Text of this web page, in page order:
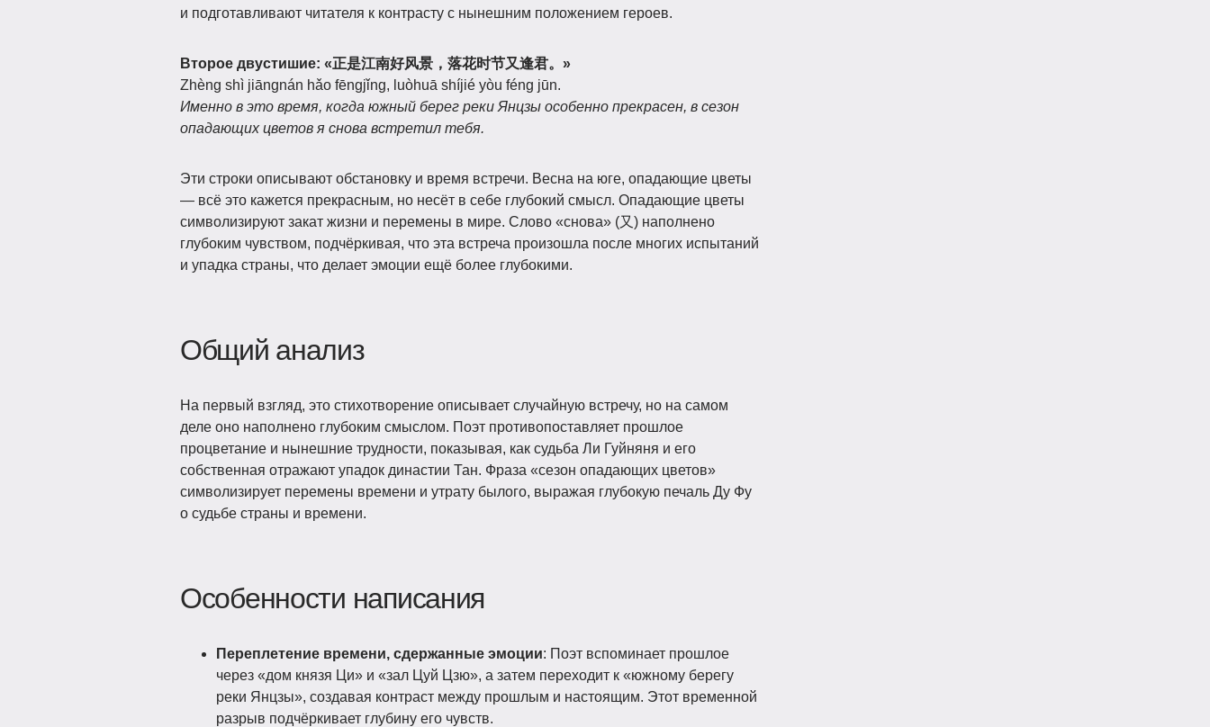
и подготавливают читателя к контрасту с нынешним положением героев.
Второе двустишие: «正是江南好风景，落花时节又逢君。»
Zhèng shì jiāngnán hǎo fēngjǐng, luòhuā shíjié yòu féng jūn.
Именно в это время, когда южный берег реки Янцзы особенно прекрасен, в сезон
опадающих цветов я снова встретил тебя.
Эти строки описывают обстановку и время встречи. Весна на юге, опадающие цветы
— всё это кажется прекрасным, но несёт в себе глубокий смысл. Опадающие цветы
символизируют закат жизни и перемены в мире. Слово «снова» (又) наполнено
глубоким чувством, подчёркивая, что эта встреча произошла после многих испытаний
и упадка страны, что делает эмоции ещё более глубокими.
Общий анализ
На первый взгляд, это стихотворение описывает случайную встречу, но на самом
деле оно наполнено глубоким смыслом. Поэт противопоставляет прошлое
процветание и нынешние трудности, показывая, как судьба Ли Гуйняня и его
собственная отражают упадок династии Тан. Фраза «сезон опадающих цветов»
символизирует перемены времени и утрату былого, выражая глубокую печаль Ду Фу
о судьбе страны и времени.
Особенности написания
Переплетение времени, сдержанные эмоции: Поэт вспоминает прошлое
через «дом князя Ци» и «зал Цуй Цзю», а затем переходит к «южному берегу
реки Янцзы», создавая контраст между прошлым и настоящим. Этот временной
разрыв подчёркивает глубину его чувств.